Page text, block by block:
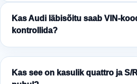
Kas Audi läbisõitu saab VIN-
kontrollida?
Kas see on kasulik quattro ja S/